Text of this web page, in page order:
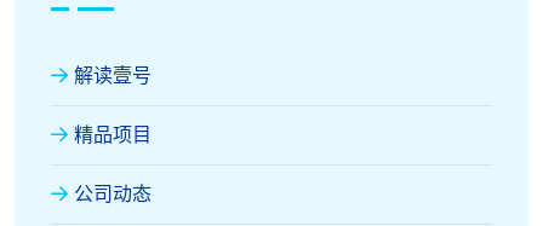
解读壹号
精品项目
公司动态